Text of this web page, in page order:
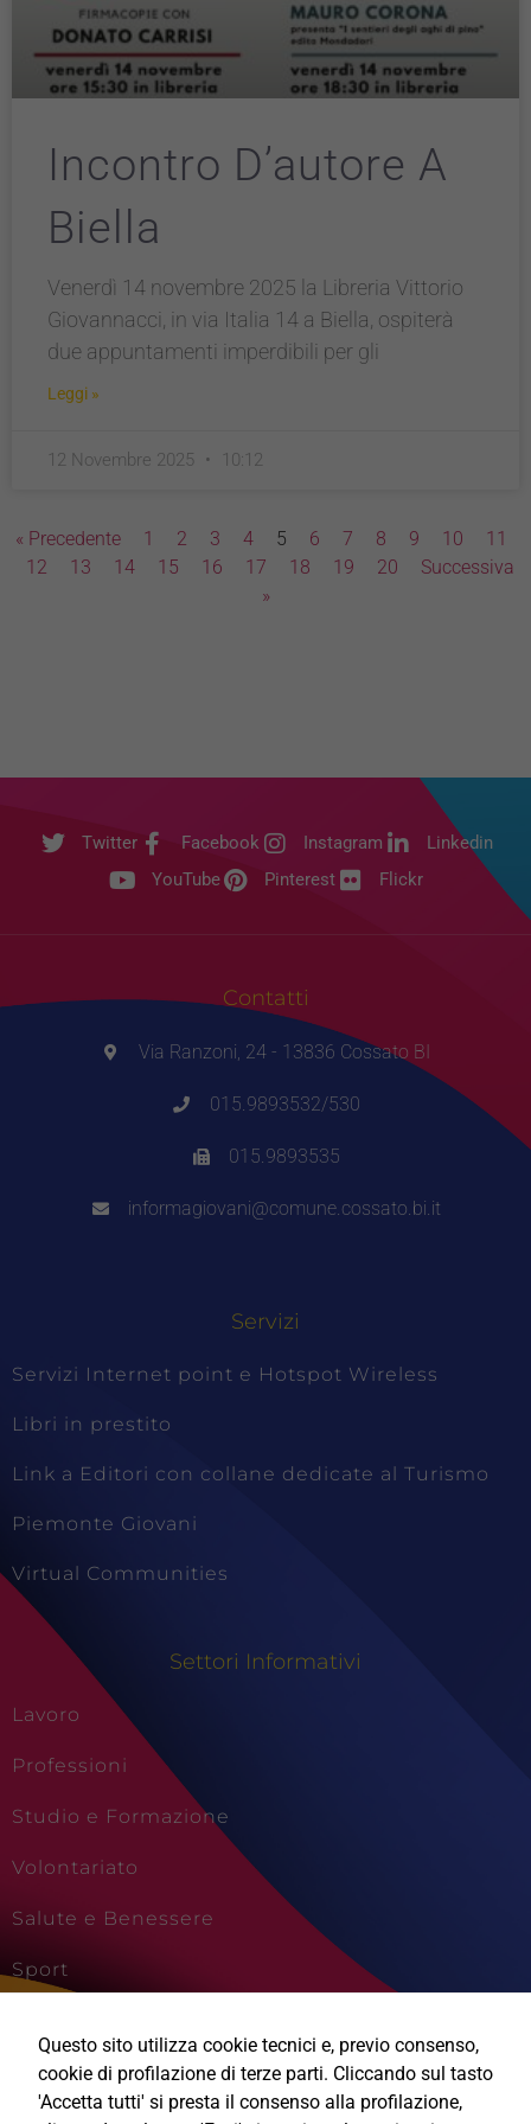
Incontro D’autore A
Biella
Venerdì 14 novembre 2025 la Libreria Vittorio
Giovannacci, in via Italia 14 a Biella, ospiterà
due appuntamenti imperdibili per gli
Leggi »
12 Novembre 2025 10:12
« Precedente 1 2 3 4 5 6 7 8 9 10
11
12
13 14 15 16 17 18 19 20
Successiva
»
Twitter Facebook Instagram
Linkedin
YouTube
Pinterest Flickr
Contatti
Via Ranzoni, 24 - 13836 Cossato BI
015.9893532/530
015.9893535
informagiovani@comune.cossato.bi.it
Servizi
Servizi Internet point e Hotspot Wireless
Libri in prestito
Link a Editori con collane dedicate al Turismo
Piemonte Giovani
Virtual Communities
Settori Informativi
Lavoro
Professioni
Studio e Formazione
Volontariato
Salute e Benessere
Sport
Viaggi e Vacanze
Questo sito utilizza cookie tecnici e, previo consenso,
cookie di profilazione di terze parti. Cliccando sul tasto
'Accetta tutti' si presta il consenso alla profilazione,